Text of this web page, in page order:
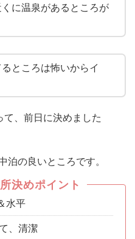
に温泉があるところが
ところは怖いからイ
、前日に決めました
泊の良いところです。
決めポイント
水平
、清潔